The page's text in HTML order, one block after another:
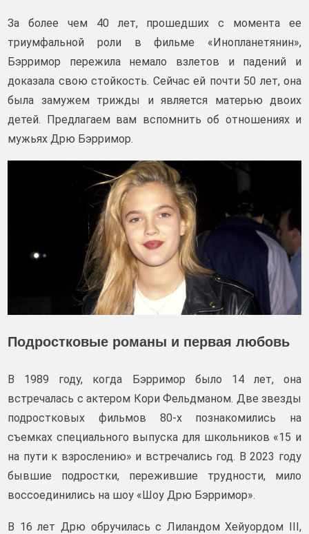
За более чем 40 лет, прошедших с момента ее
триумфальной роли в фильме «Инопланетянин»,
Бэрримор пережила немало взлетов и падений и
доказала свою стойкость. Сейчас ей почти 50 лет, она
была замужем трижды и является матерью двоих
детей. Предлагаем вам вспомнить об отношениях и
мужьях Дрю Бэрримор.
Подростковые романы и первая любовь
В 1989 году, когда Бэрримор было 14 лет, она
встречалась с актером Кори Фельдманом. Две звезды
подростковых фильмов 80-х познакомились на
съемках специального выпуска для школьников «15 и
на пути к взрослению» и встречались год. В 2023 году
бывшие подростки, пережившие трудности, мило
воссоединились на шоу «Шоу Дрю Бэрримор».
В 16 лет Дрю обручилась с Лиландом Хейуордом III,